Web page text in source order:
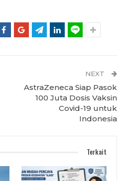
NEXT
AstraZeneca Siap Pasok
100 Juta Dosis Vaksin
Covid-19 untuk
Indonesia
Terkait